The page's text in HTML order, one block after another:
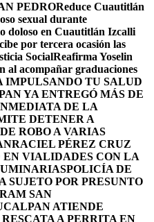
PEDROReduce Cuautitlán
sexual durante
doloso en Cuautitlán Izcalli
por tercera ocasión las
SocialReafirma Yoselin
al acompañar graduaciones
IMPULSANDO TU SALUD
YA ENTREGÓ MÁS DE
DE LA
DETENER A
ROBO A VARIAS
RACIEL PÉREZ CRUZ
EN VIALIDADES CON LA
POLICÍA DE
POR PRESUNTO
SAN
ATIENDE
A PERRITA EN